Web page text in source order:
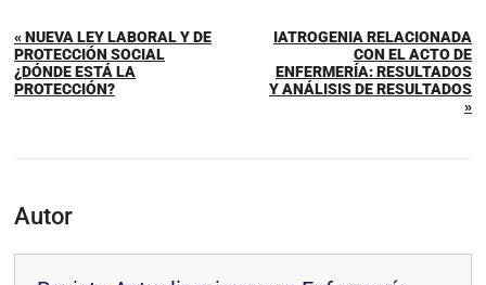
« NUEVA LEY LABORAL Y DE
PROTECCIÓN SOCIAL
¿DÓNDE ESTÁ LA
PROTECCIÓN?
IATROGENIA RELACIONADA
CON EL ACTO DE
ENFERMERÍA: RESULTADOS
Y ANÁLISIS DE RESULTADOS
»
Autor